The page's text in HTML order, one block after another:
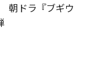
朝ドラ『ブギウ